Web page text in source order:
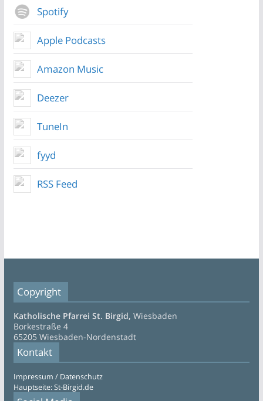
Spotify
Apple Podcasts
Amazon Music
Deezer
TuneIn
fyyd
RSS Feed
Copyright
Katholische Pfarrei St. Birgid, Wiesbaden
Borkestraße 4
65205 Wiesbaden-Nordenstadt
Kontakt
Impressum / Datenschutz
Hauptseite: St-Birgid.de